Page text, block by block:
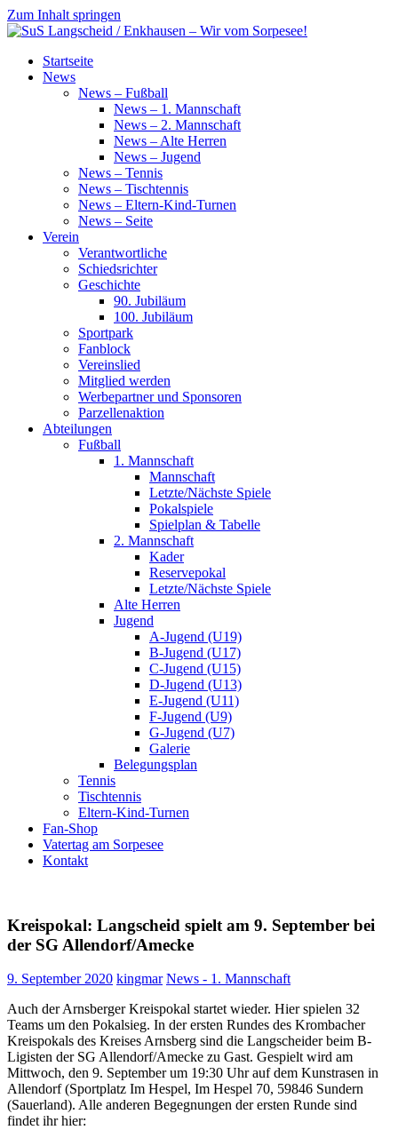
Zum Inhalt springen
SuS
Langscheid
Startseite
News
News – Fußball
News – 1. Mannschaft
News – 2. Mannschaft
News – Alte Herren
News – Jugend
News – Tennis
News – Tischtennis
News – Eltern-Kind-Turnen
News – Seite
Verein
Verantwortliche
Schiedsrichter
Geschichte
90. Jubiläum
100. Jubiläum
Sportpark
Fanblock
Vereinslied
Mitglied werden
Werbepartner und Sponsoren
Parzellenaktion
Abteilungen
Fußball
1. Mannschaft
Mannschaft
Letzte/Nächste Spiele
Pokalspiele
Spielplan & Tabelle
2. Mannschaft
Kader
Reservepokal
Letzte/Nächste Spiele
Alte Herren
Jugend
A-Jugend (U19)
B-Jugend (U17)
C-Jugend (U15)
D-Jugend (U13)
E-Jugend (U11)
F-Jugend (U9)
G-Jugend (U7)
Galerie
Belegungsplan
Tennis
Tischtennis
Eltern-Kind-Turnen
Fan-Shop
Vatertag am Sorpesee
Kontakt
Kreispokal: Langscheid spielt am 9. September bei
der SG Allendorf/Amecke
9. September 2020 kingmar News - 1. Mannschaft
Auch der Arnsberger Kreispokal startet wieder. Hier spielen 32
Teams um den Pokalsieg. In der ersten Rundes des Krombacher
Kreispokals des Kreises Arnsberg sind die Langscheider beim B-
Ligisten der SG Allendorf/Amecke zu Gast. Gespielt wird am
Mittwoch, den 9. September um 19:30 Uhr auf dem Kunstrasen in
Allendorf (Sportplatz Im Hespel, Im Hespel 70, 59846 Sundern
(Sauerland). Alle anderen Begegnungen der ersten Runde sind
findet ihr hier: